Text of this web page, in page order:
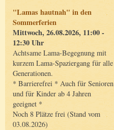
"Lamas hautnah" in den
Sommerferien
Mittwoch, 26.08.2026, 11:00 -
12:30 Uhr
Achtsame Lama-Begegnung mit
kurzem Lama-Spaziergang für alle
Generationen.
* Barrierefrei * Auch für Senioren
und für Kinder ab 4 Jahren
geeignet *
Noch 8 Plätze frei (Stand vom
03.08.2026)